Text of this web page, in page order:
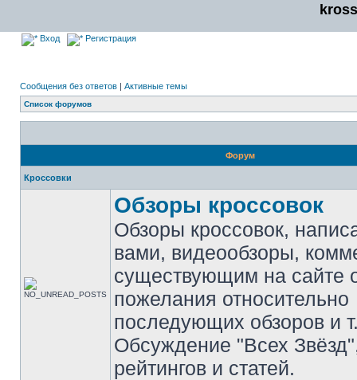
Вход Регистрация
Сообщения без ответов | Активные темы
Список форумов
Форум
Кроссовки
Обзоры кроссовок
Обзоры кроссовок,
вами, видеообзоры,
существующим на сайте
пожелания относительно
последующих обзоров и
Обсуждение "Всех
рейтингов и статей.